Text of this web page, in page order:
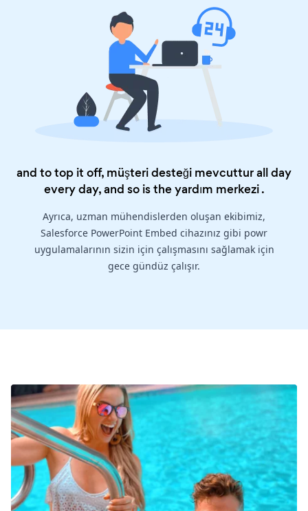
and to top it off, müşteri desteği mevcuttur all day
every day, and so is theyardım merkezi.
Ayrıca, uzman mühendislerden oluşan ekibimiz,
Salesforce PowerPoint Embed cihazınız gibi powr
uygulamalarının sizin için çalışmasını sağlamak için
gece gündüz çalışır.